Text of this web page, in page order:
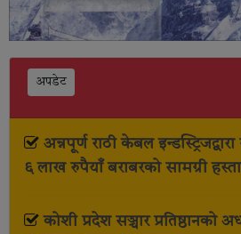
अपडेट
अन्नपूर्ण राठी केबल
६ लाख रुपैयाँ बराबरको सामग्री
कोशी प्रदेश सञ्चार प्रतिष्ठानको